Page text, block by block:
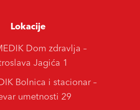
Lokacije
Dom zdravlja –
Jagića 1
Bolnica i stacionar –
umetnosti 29